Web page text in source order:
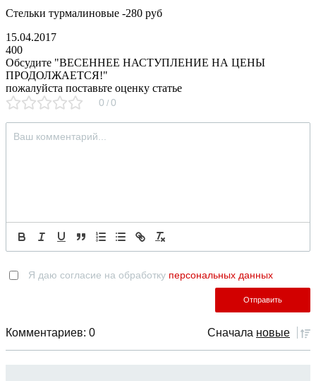
Стельки турмалиновые -280 руб
15.04.2017
400
Обсудите "ВЕСЕННЕЕ НАСТУПЛЕНИЕ НА ЦЕНЫ
ПРОДОЛЖАЕТСЯ!"
пожалуйста поставьте оценку статье
0 / 0
Я даю согласие на обработку персональных данных
Комментариев: 0 Сначала новые